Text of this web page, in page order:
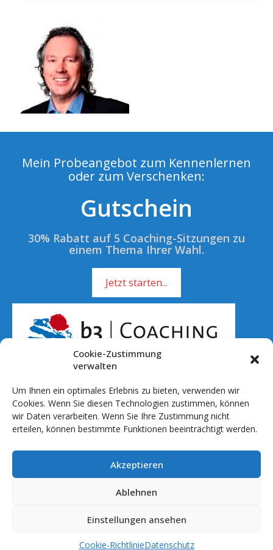
Cookie-Zustimmung
verwalten
Um Ihnen ein optimales Erlebnis zu bieten, verwenden wir
Cookies. Wenn Sie diesen Technologien zustimmen, können
wir Daten verarbeiten. Wenn Sie Ihre Zustimmung nicht
erteilen, können bestimmte Funktionen beeinträchtigt werden.
Akzeptieren
Ablehnen
Einstellungen ansehen
Cookie-RichtlinieDatenschutz
Mein Probeangebot zum Kennenlernen
oder zum Verschenken:
Gutschein
30% Rabatt auf 5 Coaching-Sitzungen zu
einem Thema Ihrer Wahl.
Jetzt starten...
Rufen Sie mich an!
01 51 - 701 041 20
© 2026 b3 Coaching by roggewf